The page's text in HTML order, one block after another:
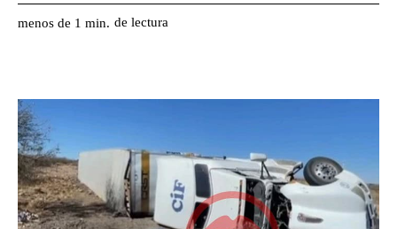
menos de 1 min. de lectura